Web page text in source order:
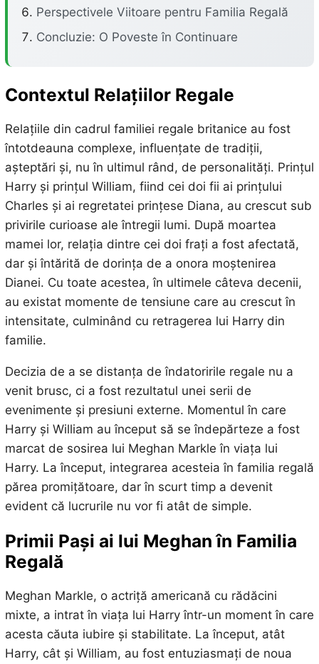
Perspectivele Viitoare pentru Familia Regală
Concluzie: O Poveste în Continuare
Contextul Relațiilor Regale
Relațiile din cadrul familiei regale britanice au fost
întotdeauna complexe, influențate de tradiții,
așteptări și, nu în ultimul rând, de personalități. Prințul
Harry și prințul William, fiind cei doi fii ai prințului
Charles și ai regretatei prințese Diana, au crescut sub
privirile curioase ale întregii lumi. După moartea
mamei lor, relația dintre cei doi frați a fost afectată,
dar și întărită de dorința de a onora moștenirea
Dianei. Cu toate acestea, în ultimele câteva decenii,
au existat momente de tensiune care au crescut în
intensitate, culminând cu retragerea lui Harry din
familie.
Decizia de a se distanța de îndatoririle regale nu a
venit brusc, ci a fost rezultatul unei serii de
evenimente și presiuni externe. Momentul în care
Harry și William au început să se îndepărteze a fost
marcat de sosirea lui Meghan Markle în viața lui
Harry. La început, integrarea acesteia în familia regală
părea promițătoare, dar în scurt timp a devenit
evident că lucrurile nu vor fi atât de simple.
Primii Pași ai lui Meghan în Familia
Regală
Meghan Markle, o actriță americană cu rădăcini
mixte, a intrat în viața lui Harry într-un moment în care
acesta căuta iubire și stabilitate. La început, atât
Harry, cât și William, au fost entuziasmați de noua